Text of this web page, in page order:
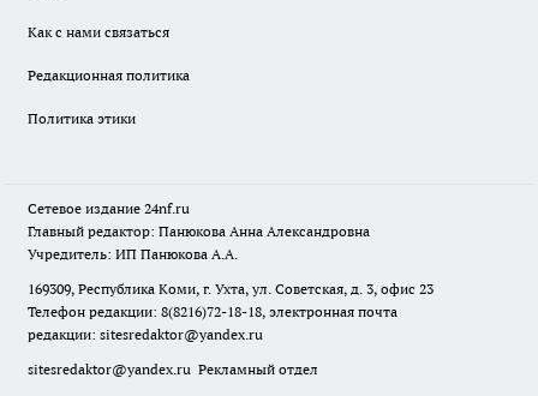
Как с нами связаться
Редакционная политика
Политика этики
Сетевое издание 24nf.ru
Главный редактор: Панюкова Анна Александровна
Учредитель: ИП Панюкова А.А.
169309, Республика Коми, г. Ухта, ул. Советская, д. 3, офис 23
Телефон редакции: 8(8216)72-18-18, электронная почта
редакции: sitesredaktor@yandex.ru
sitesredaktor@yandex.ru Рекламный отдел